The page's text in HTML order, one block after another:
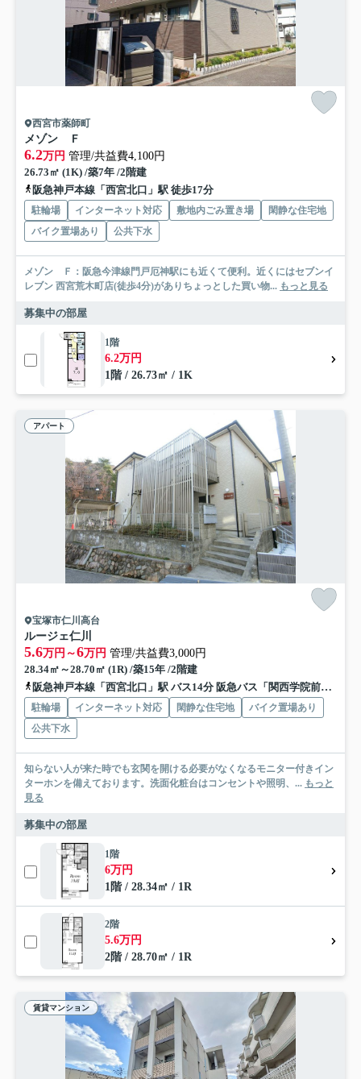
西宮市薬師町
メゾン Ｆ
6.2万円 管理/共益費4,100円
26.73㎡ (1K) /築7年 /2階建
阪急神戸本線「西宮北口」駅 徒歩17分
駐輪場 インターネット対応 敷地内ごみ置き場
閑静な住宅地
バイク置場あり
公共下水
メゾン Ｆ：阪急今津線門戸厄神駅にも近くて便利。近くにはセブンイ
レブン 西宮荒木町店(徒歩4分)がありちょっとした買い物... もっと見る
募集中の部屋
1階
6.2万円
1階 / 26.73㎡ / 1K
アパート
宝塚市仁川高台
ルージェ仁川
5.6万円～6万円 管理/共益費3,000円
28.34㎡～28.70㎡ (1R) /築15年 /2階建
阪急神戸本線「西宮北口」駅 バス14分 阪急バス「関西学院前（西宮市）」 停歩15分
駐輪場 インターネット対応 閑静な住宅地
バイク置場あり
公共下水
知らない人が来た時でも玄関を開ける必要がなくなるモニター付きイン
ターホンを備えております。洗面化粧台はコンセントや照明、... もっと
見る
募集中の部屋
1階
6万円
1階 / 28.34㎡ / 1R
2階
5.6万円
2階 / 28.70㎡ / 1R
賃貸マンション